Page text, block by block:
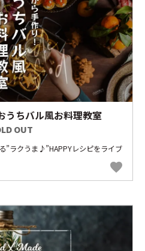
うちバル風お料理教室
OUT
”ラクうま♪”HAPPYレシピをライブ
favorite